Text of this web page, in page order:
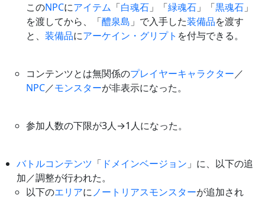
このNPCにアイテム 「白魂石 」「緑魂石 」「黒魂石 」
を渡してから、「醴泉島 」で入手した装備品を渡す
と、 装備品にアーケイン・グリプト を付与できる。
コンテンツとは無関係のプレイヤーキャラクター／
NPC／モンスターが非表示になった。
参加人数の下限が3人→1人になった。
バトルコンテンツ 「 ドメインベージョン 」に、以下の追
加／調整が行われた。
以下のエリアにノートリアスモンスターが追加され